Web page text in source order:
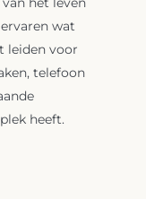
wat
leiden voor
telefoon
heeft.